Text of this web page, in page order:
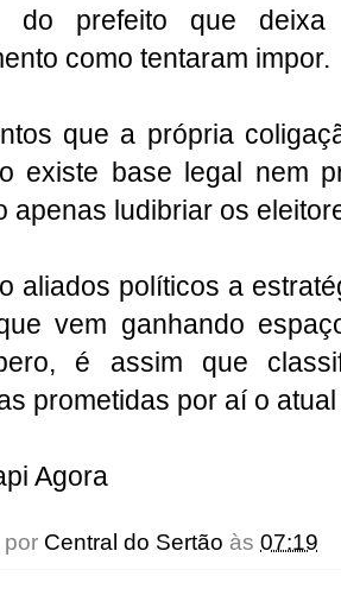
do prefeito que
como tentaram impor.
que a própria
existe base legal nem
apenas ludibriar os
aliados políticos a
vem ganhando
é assim que
prometidas por aí o atual
Agora
por Central do Sertão às 07:19